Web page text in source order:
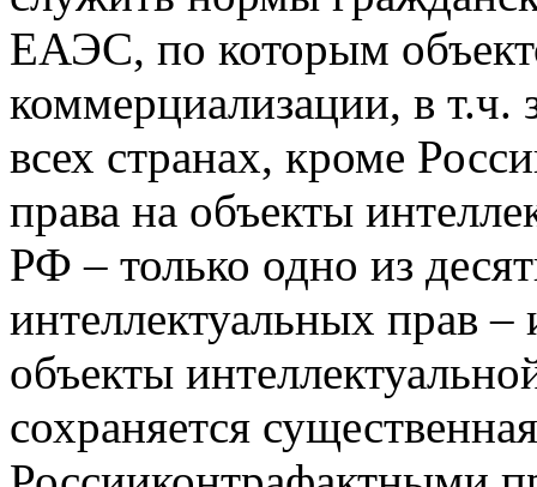
ЕАЭС, по которым
коммерциализации, в т.ч.
всех странах, кроме
права на объекты
РФ – только одно из
интеллектуальных прав
объекты
сохраняется